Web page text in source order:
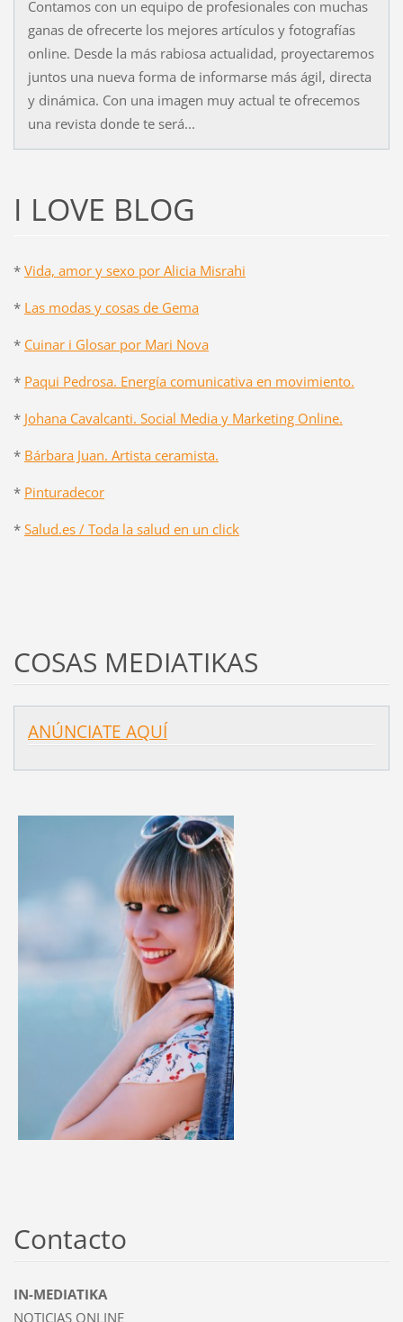
Contamos con un equipo de profesionales con muchas
ganas de ofrecerte los mejores artículos y fotografías
online. Desde la más rabiosa actualidad, proyectaremos
juntos una nueva forma de informarse más ágil, directa
y dinámica. Con una imagen muy actual te ofrecemos
una revista donde te será...
I LOVE BLOG
* Vida, amor y sexo por Alicia Misrahi
* Las modas y cosas de Gema
* Cuinar i Glosar por Mari Nova
* Paqui Pedrosa. Energía comunicativa en movimiento.
* Johana Cavalcanti. Social Media y Marketing Online.
* Bárbara Juan. Artista ceramista.
* Pinturadecor
* Salud.es / Toda la salud en un click
COSAS MEDIATIKAS
ANÚNCIATE AQUÍ
Contacto
IN-MEDIATIKA
NOTICIAS ONLINE